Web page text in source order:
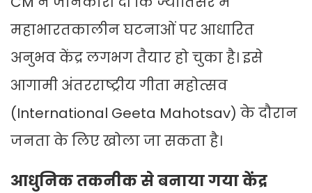
महाभारतकालीन घटनाओं पर आधारित
अनुभव केंद्र लगभग तैयार हो चुका है। इसे
आगामी अंतरराष्ट्रीय गीता महोत्सव
(International Geeta Mahotsav) के दौरान
जनता के लिए खोला जा सकता है।
आधुनिक तकनीक से बनाया गया केंद्र